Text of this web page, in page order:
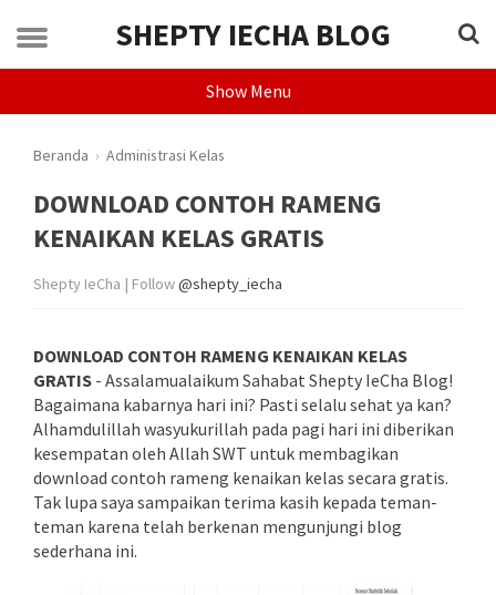
SHEPTY IECHA BLOG
Show Menu
Beranda › Administrasi Kelas
DOWNLOAD CONTOH RAMENG
KENAIKAN KELAS GRATIS
Shepty IeCha | Follow@shepty_iecha
DOWNLOAD CONTOH RAMENG KENAIKAN KELAS
GRATIS - Assalamualaikum Sahabat Shepty IeCha Blog!
Bagaimana kabarnya hari ini? Pasti selalu sehat ya kan?
Alhamdulillah wasyukurillah pada pagi hari ini diberikan
kesempatan oleh Allah SWT untuk membagikan
download contoh rameng kenaikan kelas secara gratis.
Tak lupa saya sampaikan terima kasih kepada teman-
teman karena telah berkenan mengunjungi blog
sederhana ini.